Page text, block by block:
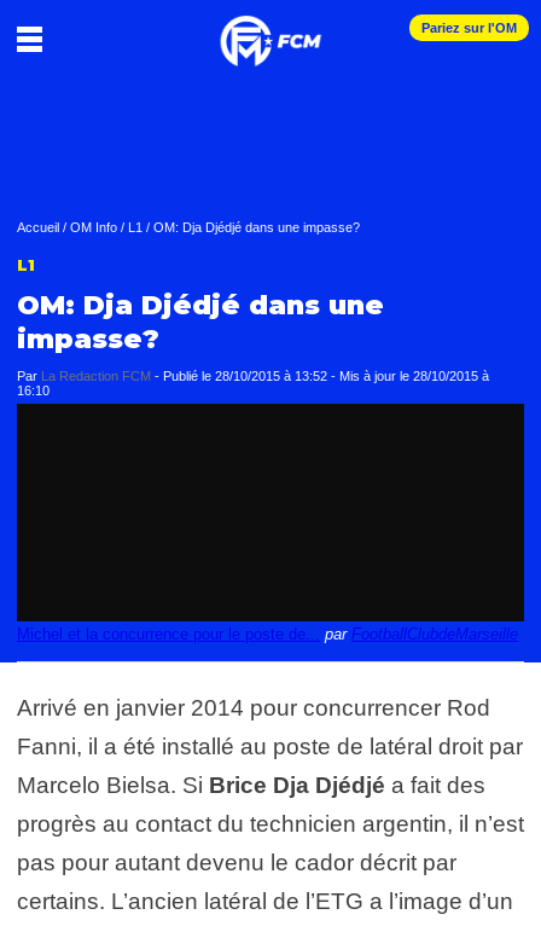
Pariez sur l'OM
Accueil / OM Info / L1 / OM: Dja Djédjé dans une impasse?
L1
OM: Dja Djédjé dans une
impasse?
Par La Redaction FCM - Publié le 28/10/2015 à 13:52 - Mis à jour le 28/10/2015 à
16:10
Michel et la concurrence pour le poste de... par FootballClubdeMarseille
Arrivé en janvier 2014 pour concurrencer Rod
Fanni, il a été installé au poste de latéral droit par
Marcelo Bielsa. Si Brice Dja Djédjé a fait des
progrès au contact du technicien argentin, il n’est
pas pour autant devenu le cador décrit par
certains. L’ancien latéral de l’ETG a l’image d’un